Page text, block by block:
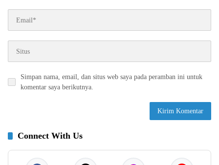
Simpan nama, email, dan situs web saya pada peramban ini untuk
komentar saya berikutnya.
Connect With Us